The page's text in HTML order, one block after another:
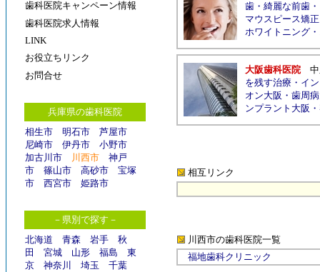
歯科医院キャンペーン情報
歯科医院求人情報
LINK
お役立ちリンク
お問合せ
兵庫県の歯科医院
相生市
明石市
芦屋市
尼崎市
伊丹市
小野市
加古川市
川西市
神戸
市
篠山市 高砂市
宝塚
市
西宮市 姫路市
－県別で探す－
北海道
青森 岩手
秋
田
宮城 山形 福島
東
京
神奈川 埼玉
千葉
歯・ 綺麗な前歯・
マウスピース矯正
ホワイトニング・
大阪歯科医院
を残す治療・ イ
オン大阪 ・ 歯周
ンプラント大阪 ・
相互リンク
川西市の歯科医院一覧
福地歯科クリニック